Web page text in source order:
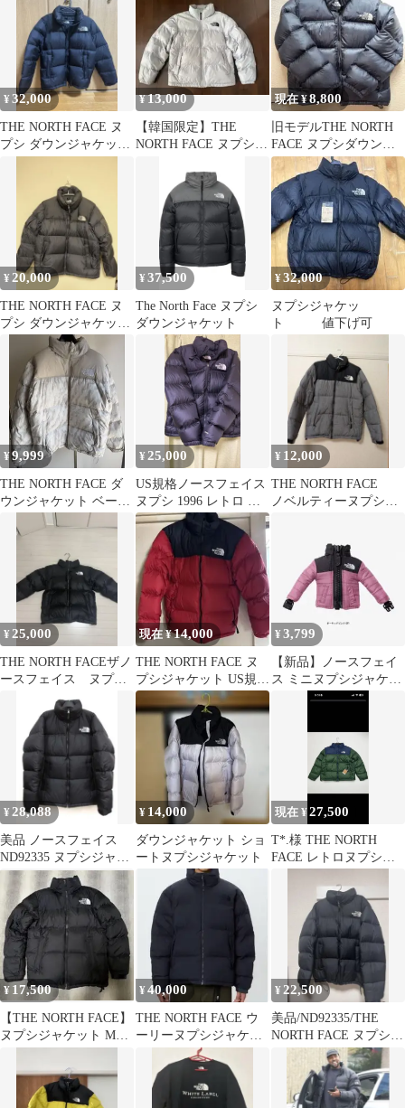
¥32,000
THE NORTH FACE ヌ
プシ ダウンジャケット
¥13,000
【韓国限定】THE
NORTH FACE ヌプシ
現在 ¥8,800
旧モデルTHE NORTH
FACE ヌプシダウンジ
ャケット 黒 NF003AS
¥ 20,000
THE NORTH FACE ヌ
プシ ダウンジャケット
ブラック
¥37,500
The North Face ヌプシ
ダウンジャケット
¥32,000
ヌプシジャケッ
ト 値下げ可
¥9,999
THE NORTH FACE ダ
ウンジャケット ベージ
¥ 25,000
US規格ノースフェイス
ヌプシ 1996 レトロ ダ
ウンジャケット ブラッ
ク L
¥ 12,000
THE NORTH FACE
ノベルティーヌプシジ
¥ 25,000
THE NORTH FACEザノ
ースフェイス ヌプ
シ ブラック XL
現在 ¥14,000
THE NORTH FACE ヌ
プシジャケット US規格
Lサイズ
¥3,799
【新品】ノースフェイ
ス ミニヌプシジャケッ
ト オーキッドピンク
¥ 28,088
美品 ノースフェイス
ND92335 ヌプシジャケ
ット M ダウンジャケッ
¥ 14,000
ダウンジャケット ショ
ートヌプシジャケット
現在 ¥27,500
T*.様 THE NORTH
FACE レトロヌプシ
¥ 17,500
【THE NORTH FACE】
ヌプシジャケット Mサ
¥40,000
THE NORTH FACE ウ
ーリーヌプシジャケッ
¥22,500
美品/ND92335/THE
NORTH FACE ヌプシジ
ャケット/L